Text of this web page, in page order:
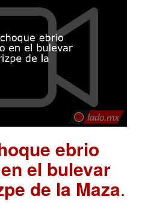
ebrio
el bulevar
de la Maza.